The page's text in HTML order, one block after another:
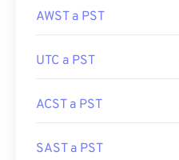
AWST a PST
UTC a PST
ACST a PST
SAST a PST